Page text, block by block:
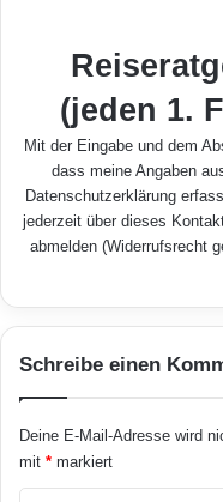
(jeden 1.
Mit der Eingabe und dem
dass meine Angaben
Datenschutzerklärung
jederzeit über dieses
abmelden (Widerrufsrecht
Schreibe einen
Deine E-Mail-Adresse wird
mit * markiert